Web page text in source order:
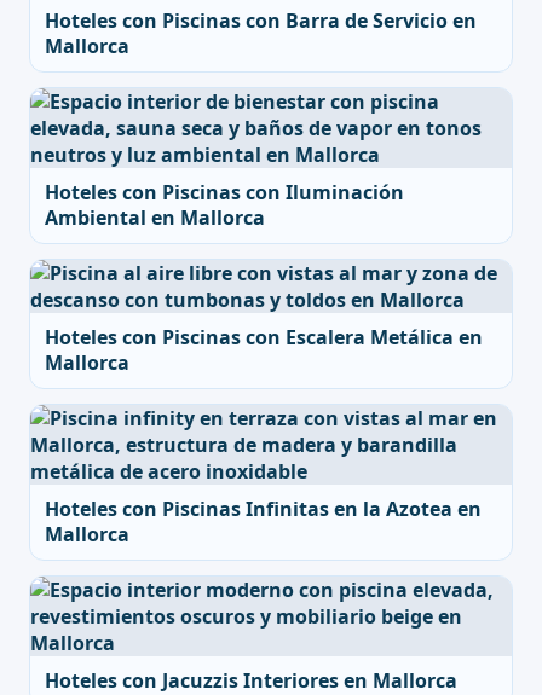
Hoteles con Piscinas con Barra de Servicio en
Mallorca
Hoteles con Piscinas con Iluminación
Ambiental en Mallorca
Hoteles con Piscinas con Escalera Metálica en
Mallorca
Hoteles con Piscinas Infinitas en la Azotea en
Mallorca
Hoteles con Jacuzzis Interiores en Mallorca